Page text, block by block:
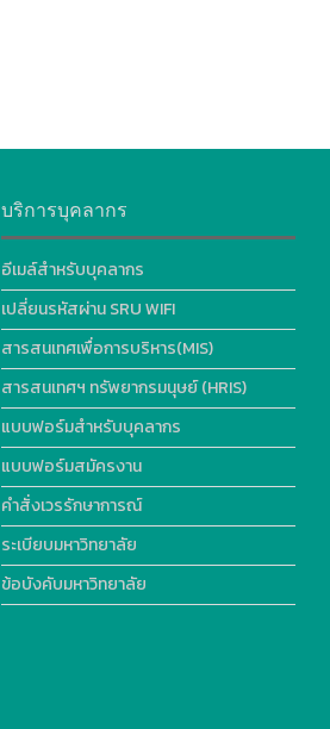
บริการบุคลากร
อีเมล์สำหรับบุคลากร
เปลี่ยนรหัสผ่าน SRU WIFI
สารสนเทศเพื่อการบริหาร(MIS)
สารสนเทศฯ ทรัพยากรมนุษย์ (HRIS)
แบบฟอร์มสำหรับบุคลากร
แบบฟอร์มสมัครงาน
คำสั่งเวรรักษาการณ์
ระเบียบมหาวิทยาลัย
ข้อบังคับมหาวิทยาลัย